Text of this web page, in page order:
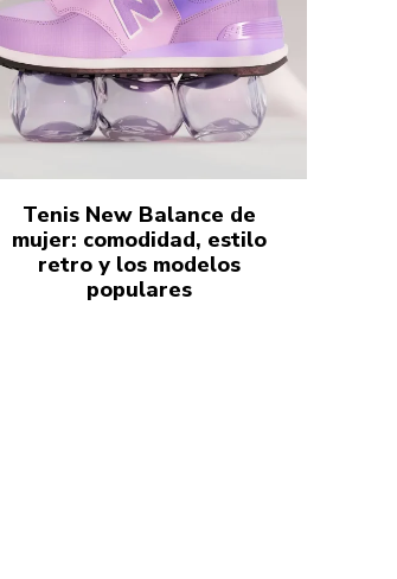
Tenis New Balance de
mujer: comodidad, estilo
retro y los modelos
populares